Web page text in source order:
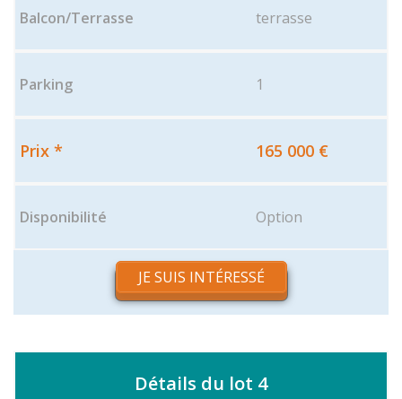
terrasse
1
165 000 €
Option
JE SUIS INTÉRESSÉ
Détails du lot 4